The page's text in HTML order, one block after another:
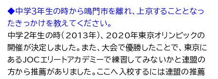
◆中学３年生の時から鳴門市を離れ、上京することとなっ
たきっかけを教えてください。
中学２年生の時（2013年）、2020年東京オリンピックの
開催が決定しました。また、大会で優勝したことで、東京に
あるJOCエリートアカデミーで練習してみないかと連盟の
方から推薦がありました。ここへ入校するには連盟の推薦